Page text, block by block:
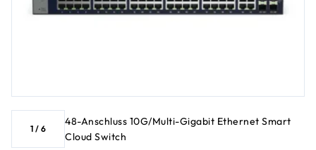
1 / 6
48-Anschluss 10G/Multi-Gigabit Ethernet Smart
Cloud Switch